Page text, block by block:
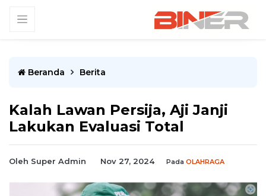
Beranda Berita
Kalah Lawan Persija, Aji Janji
Lakukan Evaluasi Total
Oleh Super Admin Nov 27, 2024 Pada OLAHRAGA